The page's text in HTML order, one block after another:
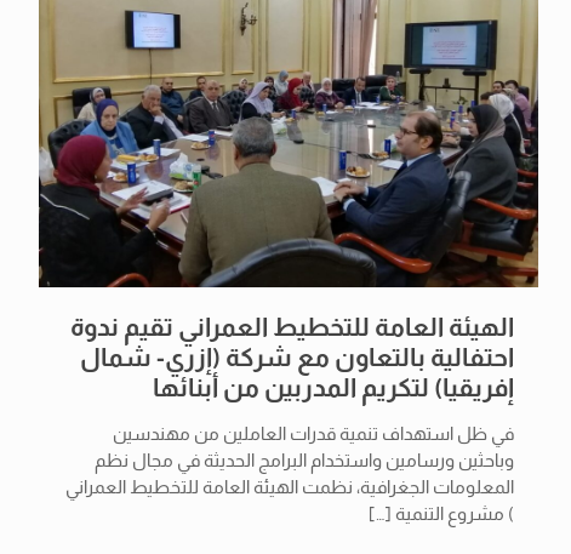
الهيئة العامة للتخطيط العمراني تقيم ندوة
احتفالية بالتعاون مع شركة (إزري- شمال
إفريقيا) لتكريم المدربين من أبنائها
في ظل استهداف تنمية قدرات العاملين من مهندسين
وباحثين ورسامين واستخدام البرامج الحديثة في مجال نظم
المعلومات الجغرافية، نظمت الهيئة العامة للتخطيط العمراني
) مشروع التنمية […]